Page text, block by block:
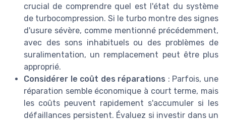
crucial de comprendre quel est l'état du système
de turbocompression. Si le turbo montre des signes
d'usure sévère, comme mentionné précédemment,
avec des sons inhabituels ou des problèmes de
suralimentation, un remplacement peut être plus
approprié.
Considérer le coût des réparations : Parfois, une
réparation semble économique à court terme, mais
les coûts peuvent rapidement s'accumuler si les
défaillances persistent. Évaluez si investir dans un